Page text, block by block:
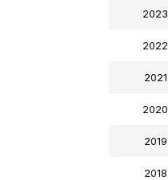
2023
2022
2021
2020
2019
2018